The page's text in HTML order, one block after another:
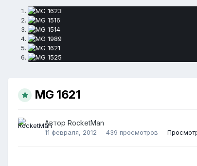
MG 1621
Автор RocketMan
11 февраля, 2012 439 просмотров